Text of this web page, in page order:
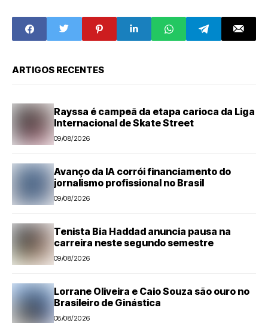
STF
ARTIGOS RECENTES
Rayssa é campeã da etapa carioca da Liga
Internacional de Skate Street
09/08/2026
Avanço da IA corrói financiamento do
jornalismo profissional no Brasil
09/08/2026
Tenista Bia Haddad anuncia pausa na
carreira neste segundo semestre
09/08/2026
Lorrane Oliveira e Caio Souza são ouro no
Brasileiro de Ginástica
08/08/2026